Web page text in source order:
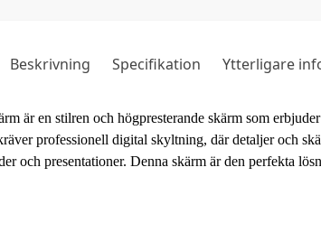
Beskrivning Specifikation Ytterligare
är en stilren och högpresterande skärm som
professionell digital skyltning, där detaljer och
och presentationer. Denna skärm är den perfekta